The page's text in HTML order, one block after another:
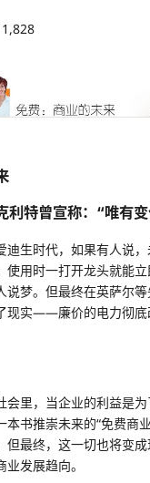
利特曾宣称：“唯有变
迪生时代，如果有人说
使用时一打开龙头就能
说梦。但最终在英萨尔
现实——廉价的电力彻底
会里，当企业的利益是
本书推崇未来的“免费商
但最终，这一切也将变
发展趋向。